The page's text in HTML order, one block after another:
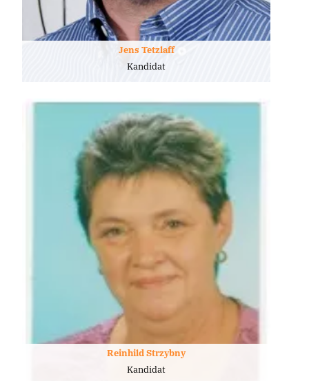
Jens Tetzlaff
Kandidat
Reinhild Strzybny
Kandidat